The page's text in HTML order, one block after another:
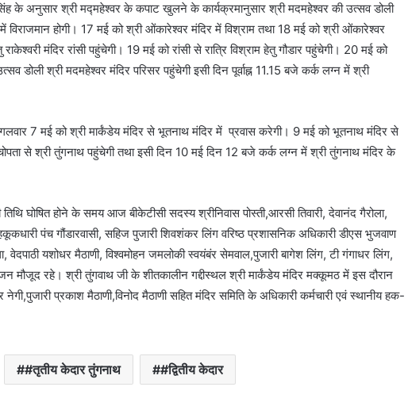
सिंह के अनुसार श्री मद्महेश्वर के कपाट खुलने के कार्यक्रमानुसार श्री मदमहेश्वर की उत्सव डोली
विराजमान होगी। 17 मई को श्री ओंकारेश्वर मंदिर में विश्राम तथा 18 मई को श्री ओंकारेश्वर
मंदिर रांसी पहुंचेगी। 19 मई को रांसी से रात्रि विश्राम हेतु गौडार पहुंचेगी। 20 मई को
डोली श्री मदमहेश्वर मंदिर परिसर पहुंचेगी इसी दिन पूर्वाह्न 11.15 बजे कर्क लग्न में श्री
7 मई को श्री मार्कंडेय मंदिर से भूतनाथ मंदिर में प्रवास करेगी। 9 मई को भूतनाथ मंदिर से
से श्री तुंगनाथ पहुंचेगी तथा इसी दिन 10 मई दिन 12 बजे कर्क लग्न में श्री तुंगनाथ मंदिर के
घोषित होने के समय आज बीकेटीसी सदस्य श्रीनिवास पोस्ती,आरसी तिवारी, देवानंद गैरोला,
पंच गौंडारवासी, सहिज पुजारी शिवशंकर लिंग वरिष्ठ प्रशासनिक अधिकारी डीएस भुजवाण
वेदपाठी यशोधर मैठाणी, विश्वमोहन जमलोकी स्वयंबंर सेमवाल,पुजारी बागेश लिंग, टी गंगाधर लिंग,
मौजूद रहे। श्री तुंगवाथ जी के शीतकालीन गद्दीस्थल श्री मार्कंडेय मंदिर मक्कूमठ में इस दौरान
प्रकाश मैठाणी,विनोद मैठाणी सहित मंदिर समिति के अधिकारी कर्मचारी एवं स्थानीय हक-
#तृतीय केदार तुंगनाथ #द्वितीय केदार